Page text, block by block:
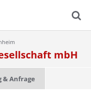
mbH
& Anfrage